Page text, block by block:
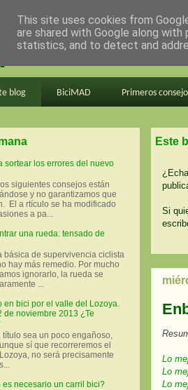
por madrid
blog BiciMAD Primeros
Este
Si
Lo
Lo
Lo
sortear los errores del nuevo
siguientes consejos están
y no garantizamos que
El a rtículo se ha modificado
a pa...
una rueda: tensado de
básica de supervivencia ciclista
hay más remedio. Por mucho
ignorarlo, la rueda se
...
en bici por el valle del Lozoya.
de noviembre 2013 ¿Te
título sea un poco engañoso,
sí que recorreremos el
no será precisamente
es necesario un carril bici?
This site uses cookies from
are shared with Google along
statistics, and to detect and